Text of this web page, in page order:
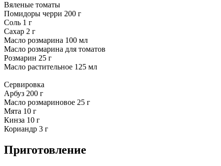
Вяленые томаты
Помидоры черри 200 г
Соль 1 г
Сахар 2 г
Масло розмарина 100 мл
Масло розмарина для томатов
Розмарин 25 г
Масло растительное 125 мл
Сервировка
Арбуз 200 г
Масло розмариновое 25 г
Мята 10 г
Кинза 10 г
Кориандр 3 г
Приготовление